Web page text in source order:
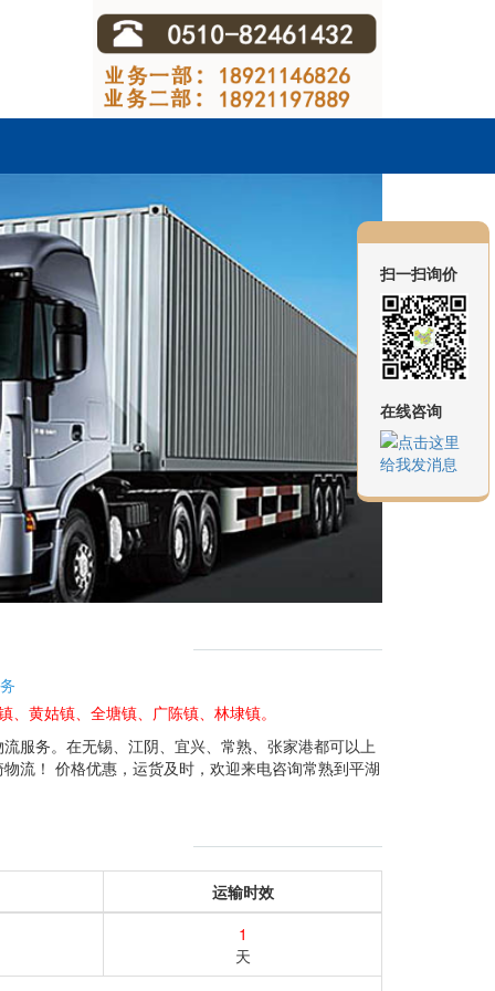
黄姑镇、全塘镇、广陈镇、林埭镇。
服务。在无锡、江阴、宜兴、常熟、张家港都可以上
流！ 价格优惠，运货及时，欢迎来电咨询常熟到平湖
运输时效
1
天
扫一扫询价
在线咨询